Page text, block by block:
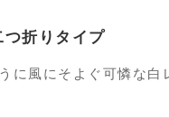
つ折りタイプ
に風にそよぐ可憐な白